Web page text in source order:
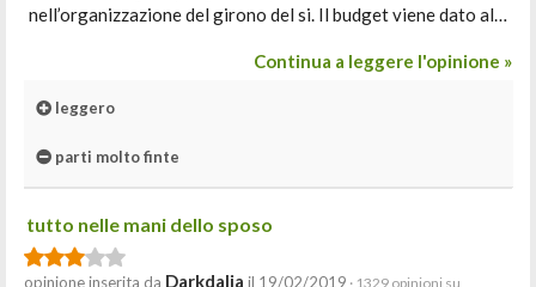
nell’organizzazione del girono del si. Il budget viene dato al…
Continua a leggere l'opinione »
leggero
parti molto finte
tutto nelle mani dello sposo
opinione inserita da Darkdalia il 19/02/2019 · 1329 opinioni su